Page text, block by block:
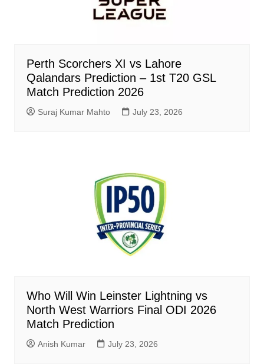
Perth Scorchers XI vs Lahore
Qalandars Prediction – 1st T20 GSL
Match Prediction 2026
Suraj Kumar Mahto July 23, 2026
Who Will Win Leinster Lightning vs
North West Warriors Final ODI 2026
Match Prediction
Anish Kumar July 23, 2026